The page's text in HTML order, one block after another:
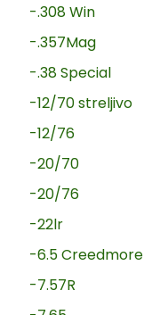
-.308 Win
-.357Mag
-.38 Special
-12/70 streljivo
-12/76
-20/70
-20/76
-22lr
-6.5 Creedmore
-7.57R